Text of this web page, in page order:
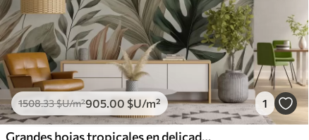
1508.33$U/m²905.00 $U/m² 1
Grandes hojas tropicales en delicados y sobrios tonos pastel